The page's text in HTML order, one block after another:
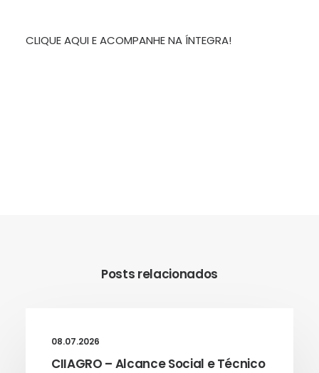
CLIQUE AQUI E ACOMPANHE NA ÍNTEGRA!
Posts relacionados
08.07.2026
CIIAGRO – Alcance Social e Técnico